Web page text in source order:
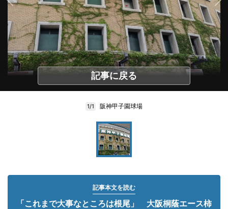
記事に戻る
1/1 阪神甲子園球場
記事本文を読む
「これまで大事なところは根尾」 大阪桐蔭エース柿